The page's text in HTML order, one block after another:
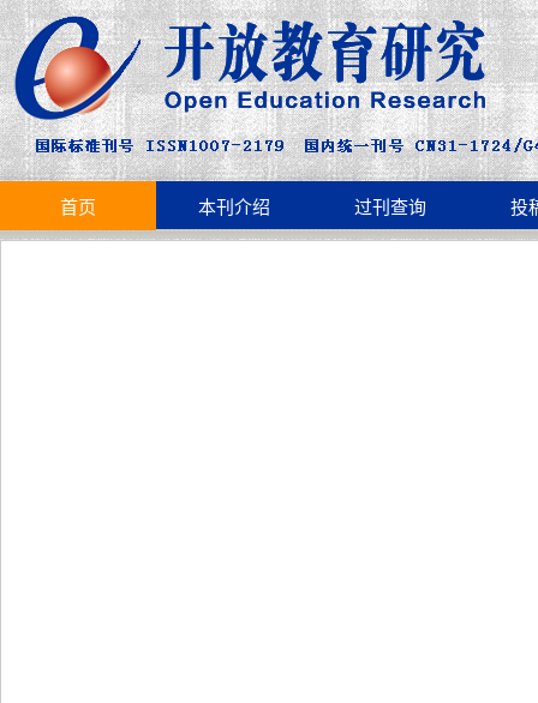
首页 本刊介绍 过刊查询 投